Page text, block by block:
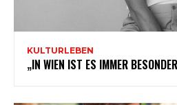
KULTURLEBEN
„IN WIEN IST ES IMMER